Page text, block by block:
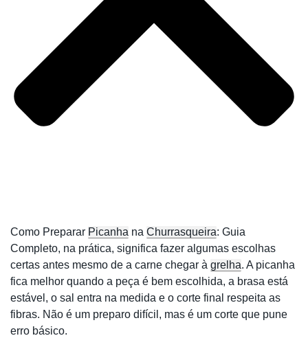
Como Preparar Picanha na Churrasqueira: Guia
Completo, na prática, significa fazer algumas escolhas
certas antes mesmo de a carne chegar à grelha. A picanha
fica melhor quando a peça é bem escolhida, a brasa está
estável, o sal entra na medida e o corte final respeita as
fibras. Não é um preparo difícil, mas é um corte que pune
erro básico.